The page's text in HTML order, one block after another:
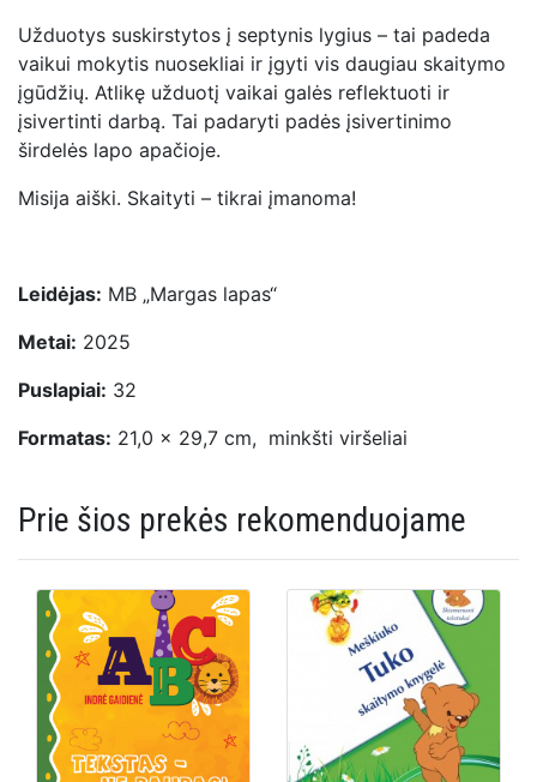
Užduotys suskirstytos į septynis lygius – tai padeda
vaikui mokytis nuosekliai ir įgyti vis daugiau skaitymo
įgūdžių. Atlikę užduotį vaikai galės reflektuoti ir
įsivertinti darbą. Tai padaryti padės įsivertinimo
širdelės lapo apačioje.
Misija aiški. Skaityti – tikrai įmanoma!
Leidėjas: MB „Margas lapas“
Metai: 2025
Puslapiai: 32
Formatas: 21,0 x 29,7 cm, minkšti viršeliai
Prie šios prekės rekomenduojame